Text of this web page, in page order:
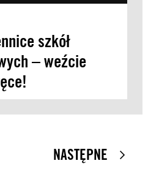
szkół
– weźcie
NASTĘPNE